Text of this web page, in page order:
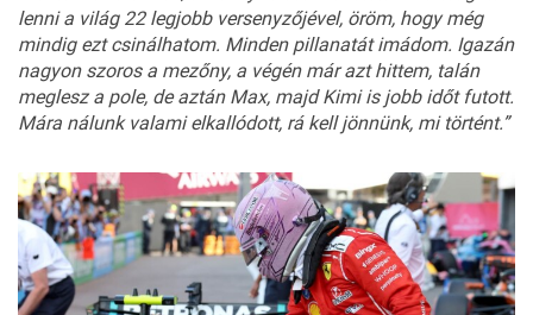
lenni a világ 22 legjobb versenyzőjével, öröm, hogy még
mindig ezt csinálhatom. Minden pillanatát imádom. Igazán
nagyon szoros a mezőny, a végén már azt hittem, talán
meglesz a pole, de aztán Max, majd Kimi is jobb időt futott.
Mára nálunk valami elkallódott, rá kell jönnünk, mi történt.”